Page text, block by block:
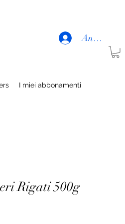
Anmelden
I miei abbonamenti
Rigati 500g